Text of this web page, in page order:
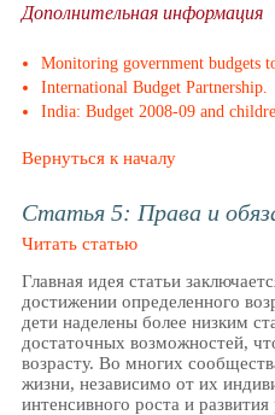
Дополнительная информация
Monitoring government budgets
International Budget Partnership.
India: Budget 2008-09 and
Вернуться к началу
Статья 5: Права и
Читать статью
Главная идея статьи
достижении определенного
дети наделены более низким
достаточных возможностей,
возрасту. Во многих
жизни, независимо от их
интенсивного роста и